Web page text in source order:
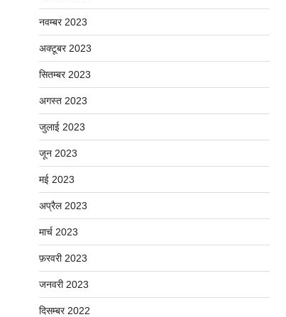
नवम्बर 2023
अक्टूबर 2023
सितम्बर 2023
अगस्त 2023
जुलाई 2023
जून 2023
मई 2023
अप्रैल 2023
मार्च 2023
फ़रवरी 2023
जनवरी 2023
दिसम्बर 2022